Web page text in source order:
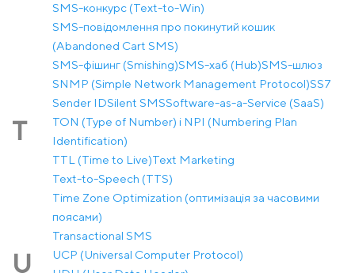
SMS-конкурс (Text-to-Win)
SMS-повідомлення про покинутий кошик
(Abandoned Cart SMS)
SMS-фішинг (Smishing)SMS-хаб (Hub)SMS-шлюз
SNMP (Simple Network Management Protocol)SS7
Sender IDSilent SMSSoftware-as-a-Service (SaaS)
T
TON (Type of Number) і NPI (Numbering Plan
Identification)
TTL (Time to Live)Text Marketing
Text-to-Speech (TTS)
Time Zone Optimization (оптимізація за часовими
поясами)
Transactional SMS
U
UCP (Universal Computer Protocol)